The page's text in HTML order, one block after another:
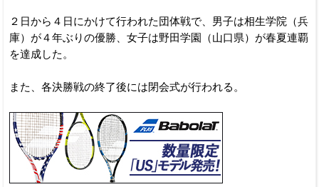
２日から４日にかけて行われた団体戦で、男子は相生学院（兵
庫）が４年ぶりの優勝、女子は野田学園（山口県）が春夏連覇
を達成した。
また、各決勝戦の終了後には閉会式が行われる。